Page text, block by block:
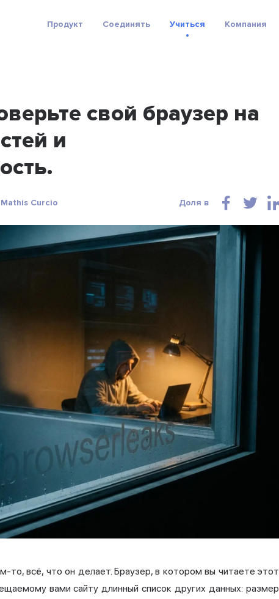
Продукт Соединять Учиться Компания
свой браузер на
и
Curcio Доля в
то, всё, что он делает. Браузер, в котором вы читаете этот
вами сайту длинный список других данных: размер